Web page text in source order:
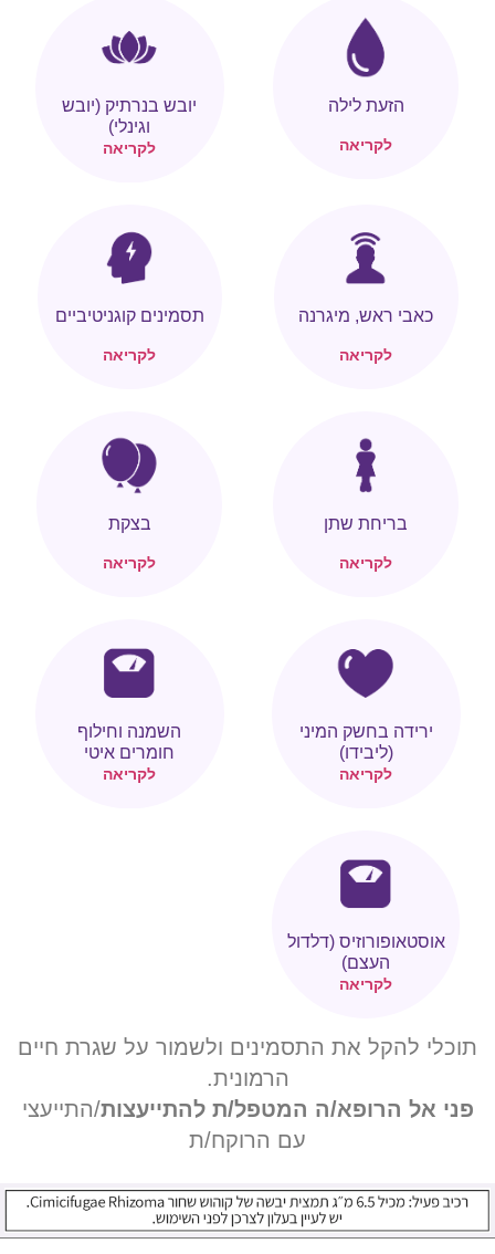
הזעת לילה
לקריאה
יובש בנרתיק (יובש
וגינלי)
לקריאה
כאבי ראש, מיגרנה
לקריאה
תסמינים קוגניטיביים
לקריאה
בריחת שתן
לקריאה
בצקת
לקריאה
ירידה בחשק המיני
(ליבידו)
לקריאה
השמנה וחילוף
חומרים איטי
לקריאה
אוסטאופורוזיס (דלדול
העצם)
לקריאה
תוכלי להקל את התסמינים ולשמור על שגרת חיים
הרמונית.
פני אל הרופא/ה המטפל/ת להתייעצות/התייעצי
עם הרוקח/ת